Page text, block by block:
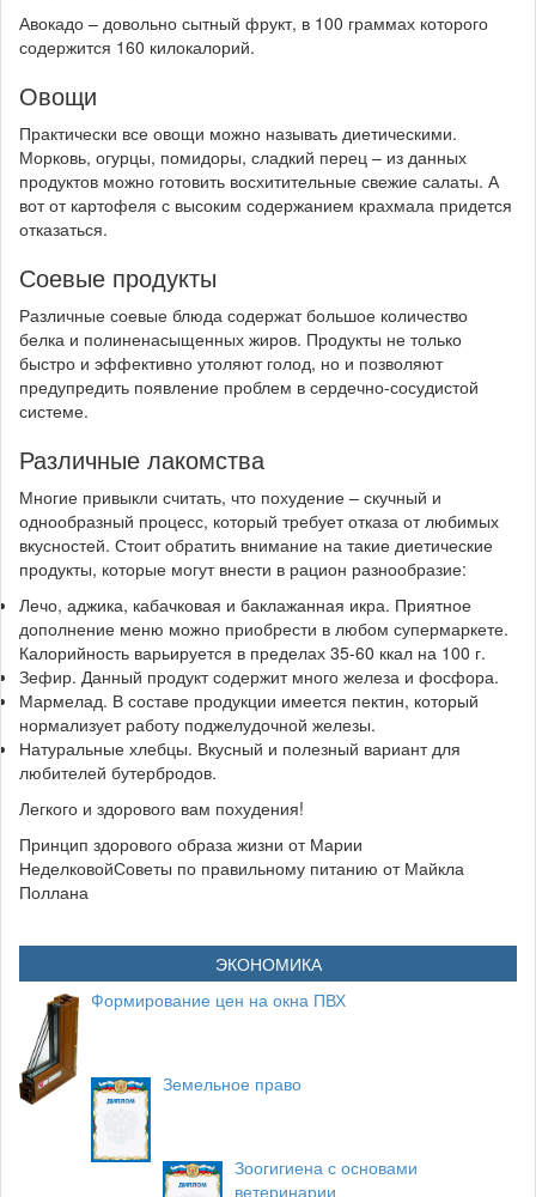
Авокадо – довольно сытный фрукт, в 100 граммах которого
содержится 160 килокалорий.
Овощи
Практически все овощи можно называть диетическими.
Морковь, огурцы, помидоры, сладкий перец – из данных
продуктов можно готовить восхитительные свежие салаты. А
вот от картофеля с высоким содержанием крахмала придется
отказаться.
Соевые продукты
Различные соевые блюда содержат большое количество
белка и полиненасыщенных жиров. Продукты не только
быстро и эффективно утоляют голод, но и позволяют
предупредить появление проблем в сердечно-сосудистой
системе.
Различные лакомства
Многие привыкли считать, что похудение – скучный и
однообразный процесс, который требует отказа от любимых
вкусностей. Стоит обратить внимание на такие диетические
продукты, которые могут внести в рацион разнообразие:
Лечо, аджика, кабачковая и баклажанная икра. Приятное
дополнение меню можно приобрести в любом супермаркете.
Калорийность варьируется в пределах 35-60 ккал на 100 г.
Зефир. Данный продукт содержит много железа и фосфора.
Мармелад. В составе продукции имеется пектин, который
нормализует работу поджелудочной железы.
Натуральные хлебцы. Вкусный и полезный вариант для
любителей бутербродов.
Легкого и здорового вам похудения!
Принцип здорового образа жизни от Марии
НеделковойСоветы по правильному питанию от Майкла
Поллана
ЭКОНОМИКА
Формирование цен на окна ПВХ
Земельное право
Зоогигиена с основами
ветеринарии